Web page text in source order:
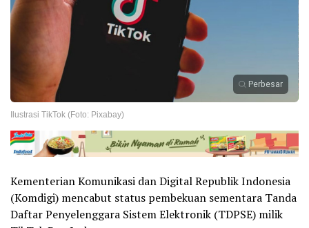
Perbesar
Ilustrasi TikTok (Foto: Pixabay)
Kementerian Komunikasi dan Digital Republik Indonesia
(Komdigi) mencabut status pembekuan sementara Tanda
Daftar Penyelenggara Sistem Elektronik (TDPSE) milik